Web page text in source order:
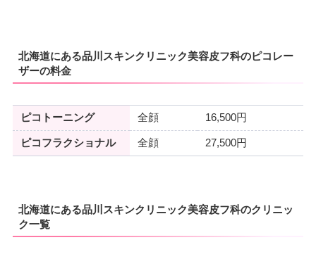
北海道にある品川スキンクリニック美容皮フ科のピコレー
ザーの料金
ピコトーニング 全顔 16,500円
ピコフラクショナル 全顔 27,500円
北海道にある品川スキンクリニック美容皮フ科のクリニッ
ク一覧